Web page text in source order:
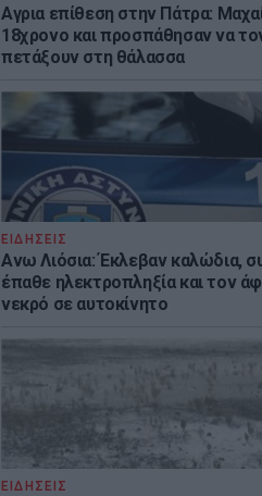
Αγρια επίθεση στην Πάτρα:
18χρονο και προσπάθησαν να
πετάξουν στη θάλασσα
ΕΙΔΗΣΕΙΣ
Ανω Λιόσια: Έκλεβαν καλώδια,
έπαθε ηλεκτροπληξία και τον
νεκρό σε αυτοκίνητο
ΕΙΔΗΣΕΙΣ